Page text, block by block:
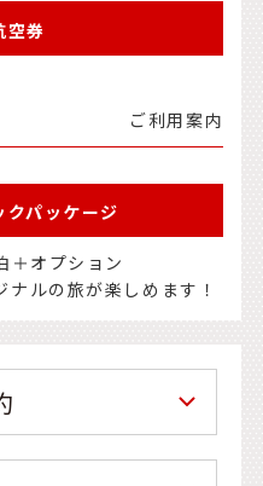
空券
ご利用案内
パッケージ
＋オプション
ルの旅が楽しめます！